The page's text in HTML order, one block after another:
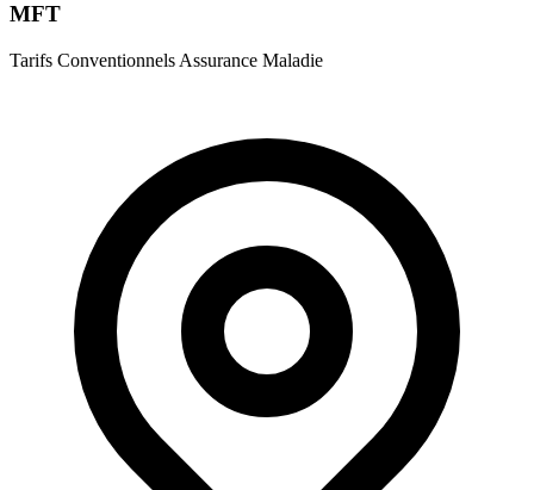
MFT
Tarifs Conventionnels Assurance Maladie